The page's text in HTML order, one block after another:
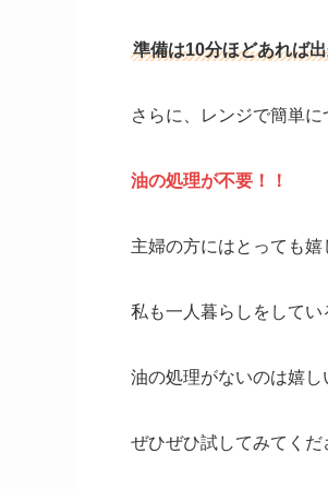
準備は10分ほどあれば
さらに、レンジで簡単
油の処理が不要！！
主婦の方にはとっても嬉
私も一人暮らしをしてい
油の処理がないのは嬉し
ぜひぜひ試してみてくだ